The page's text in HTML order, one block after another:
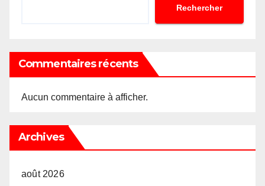
Rechercher
Commentaires récents
Aucun commentaire à afficher.
Archives
août 2026